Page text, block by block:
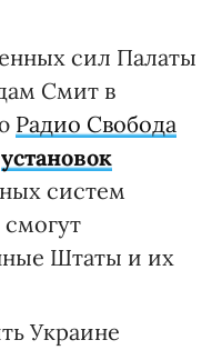
сил Палаты
Смит в
Радио Свобода
установок
систем
смогут
Штаты и их
Украине